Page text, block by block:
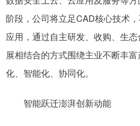
阶段，公司将立足CAD核心技术
应用，通过自主研发、收购、生
展相结合的方式围绕主业不断丰
化、智能化、协同化。
智能跃迁澎湃创新动能